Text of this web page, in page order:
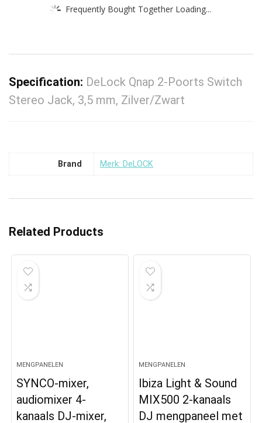
Frequently Bought Together Loading...
Specification: DeLock Qnap 2-Poorts Switch
Stereo Jack, 3,5 mm, Zilver/Zwart
Brand Merk: DeLOCK
Related Products
MENGPANELEN
SYNCO-mixer,
audiomixer 4-
kanaals DJ-mixer,
MENGPANELEN
Ibiza Light & Sound
MIX500 2-kanaals
DJ mengpaneel met